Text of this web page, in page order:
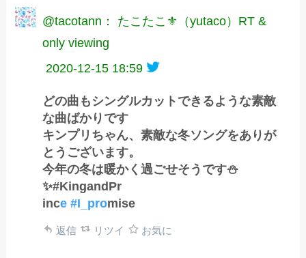
@tacotann： たこたこ⚜️（yutaco）RT &
only viewing
2020-12-15 18:59
どの曲もシングルカットできるような素敵
な曲ばかりです
キンプリちゃん、素敵な冬ソングをありが
とうございます。
今年の冬は暖かく過ごせそうです⛄
✨#KingandPr
ince #I_promise
返信 リツイ お気に